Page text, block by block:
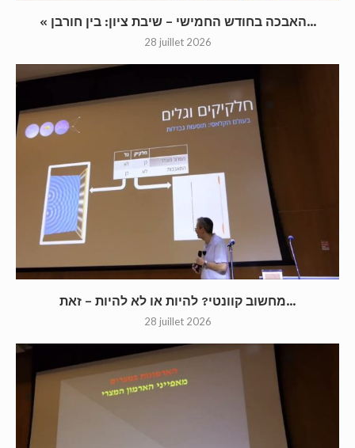
« האבכה בחודש החמישי – שיבת ציון: בין חורבן...
28 juillet 2026
מחשוב קוונטי? להיות או לא להיות – זאת...
28 juillet 2026